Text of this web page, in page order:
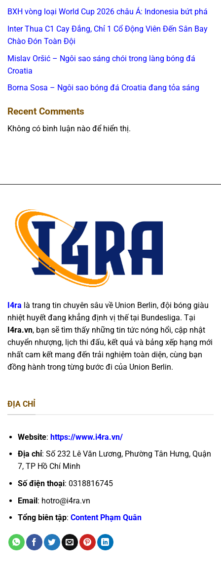
BXH vòng loại World Cup 2026 châu Á: Indonesia bứt phá
Inter Thua C1 Cay Đắng, Chỉ 1 Cổ Động Viên Đến Sân Bay
Chào Đón Toàn Đội
Mislav Oršić – Ngôi sao sáng chói trong làng bóng đá
Croatia
Borna Sosa – Ngôi sao bóng đá Croatia đang tỏa sáng
Recent Comments
Không có bình luận nào để hiển thị.
I4ra là trang tin chuyên sâu về Union Berlin, đội bóng giàu
nhiệt huyết đang khẳng định vị thế tại Bundesliga. Tại
I4ra.vn, bạn sẽ tìm thấy những tin tức nóng hổi, cập nhật
chuyển nhượng, lịch thi đấu, kết quả và bảng xếp hạng mới
nhất cam kết mang đến trải nghiệm toàn diện, cùng bạn
đồng hành trong từng bước đi của Union Berlin.
ĐỊA CHỈ
Website: https://www.i4ra.vn/
Địa chỉ: Số 232 Lê Văn Lương, Phường Tân Hưng, Quận
7, TP Hồ Chí Minh
Số điện thoại: 0318816745
Email: hotro@i4ra.vn
Tổng biên tập: Content Phạm Quân